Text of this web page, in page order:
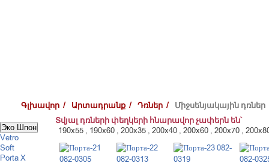
Эко Шпон
Vetro
Soft
Porta X
Գլխավոր / Արտադրանք / Դռներ /
Միջսենյակային դռներ
Տվյալ դռների փեղկերի հնարավոր չափերն են՝
190x55 , 190x60 , 200x35 , 200x40 , 200x60 , 200x70 ,